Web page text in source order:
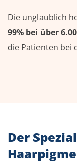
Die unglaublich
99% bei über
die Patienten bei
Der